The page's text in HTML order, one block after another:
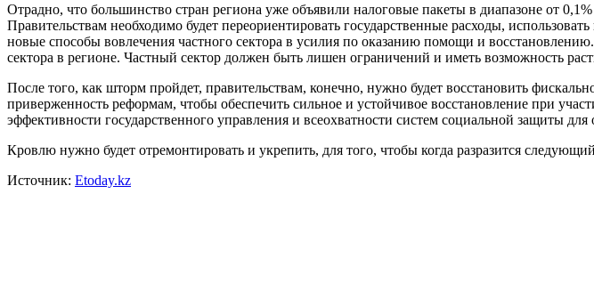
Отрадно, что большинство стран региона уже объявили налоговые пакеты в диапазоне от
Правительствам необходимо будет переориентировать государственные расходы,
новые способы вовлечения частного сектора в усилия по оказанию помощи и
сектора в регионе. Частный сектор должен быть лишен ограничений и иметь возможность
После того, как шторм пройдет, правительствам, конечно, нужно будет восстановить
приверженность реформам, чтобы обеспечить сильное и устойчивое восстановление при
эффективности государственного управления и всеохватности систем социальной защиты
Кровлю нужно будет отремонтировать и укрепить, для того, чтобы когда разразится
Источник: Etoday.kz